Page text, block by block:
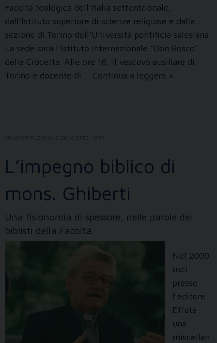
Facoltà teologica dell’Italia settentrionale,
dall’Istituto superiore di scienze religiose e dalla
sezione di Torino dell’Università pontificia salesiana.
La sede sarà l’Istituto internazionale “Don Bosco”
della Crocetta. Alle ore 16, il vescovo ausiliare di
Torino e docente di … Continua a leggere »
CICLO ISTITUZIONALE
L’impegno biblico di
mons. Ghiberti
Una fisionomia di spessore, nelle parole dei
biblisti della Facoltà
Nel 2009
uscì
presso
l’editore
Effatà
una
miscellan